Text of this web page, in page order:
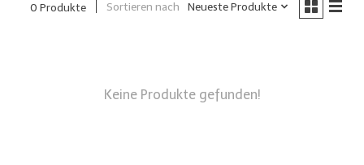
0 Produkte Sortieren nach Neueste Produkte
Keine Produkte gefunden!